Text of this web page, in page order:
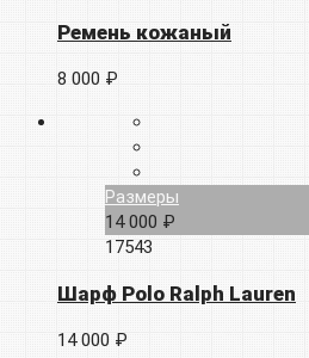
Ремень кожаный
8 000 ₽
Размеры
14 000 ₽
17543
Шарф Polo Ralph Lauren
14 000 ₽